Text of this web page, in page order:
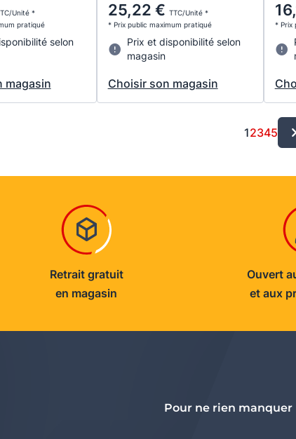
Unité *
pratiqué
selon
magasin
25,22 € TTC/Unité *
* Prix public maximum pratiqué
Prix et disponibilité selon
magasin
Choisir son magasin
* Prix
12345
Retrait gratuit
en magasin
Ouvert
et aux
Pour ne rien manquer